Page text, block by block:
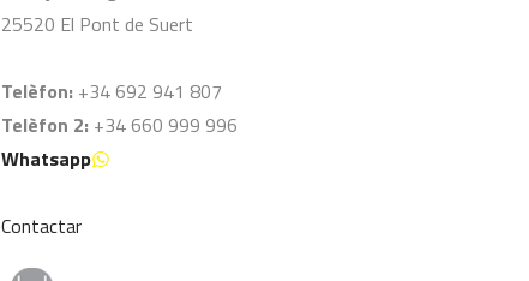
25520 El Pont de Suert
Telèfon: +34 692 941 807
Telèfon 2: +34 660 999 996
Whatsapp
Contactar